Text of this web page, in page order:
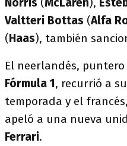
Valtteri Bottas (Alfa
(Haas), también
El neerlandés,
Fórmula 1, recurrió a
temporada y el
apeló a una nueva
Ferrari.